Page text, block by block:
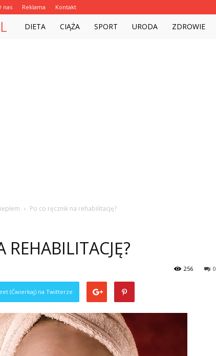
nas Reklama Kontakt
Witalnie.com.pl
DIETA CIĄŻA SPORT URODA ZDROWIE
Po co ręcznik na rehabilitację?
REHABILITACJĘ?
0
256
(Ćwierkaj) na Twitterze